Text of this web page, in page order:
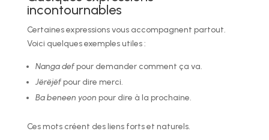
incontournables
Certaines expressions vous accompagnent partout.
Voici quelques exemples utiles :
Nanga defpour demander comment ça va.
Jërëjëfpour dire merci.
Ba beneen yoon pour dire à la prochaine.
Ces mots créent des liens forts et naturels.